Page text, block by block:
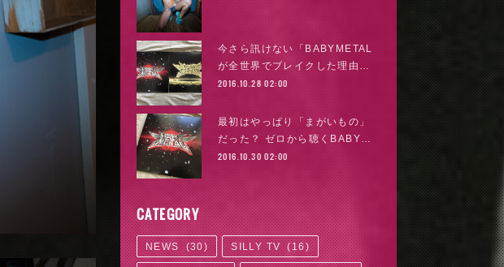
今さら訊けない「BABYMETAL
が全世界でブレイクした理由…
2016.10.28 02:00
最初はやっぱり「まがいもの」
だった？ ゼロから聴くBABY…
2016.10.30 02:00
CATEGORY
NEWS (30) SILLY TV (16)